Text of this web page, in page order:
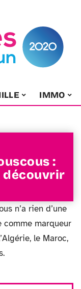
IMMO
:
découvrir
n’a rien d’une
comme marqueur
le Maroc,